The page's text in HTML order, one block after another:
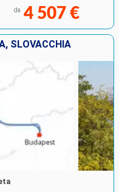
da 4 507 €
SLOVACCHIA